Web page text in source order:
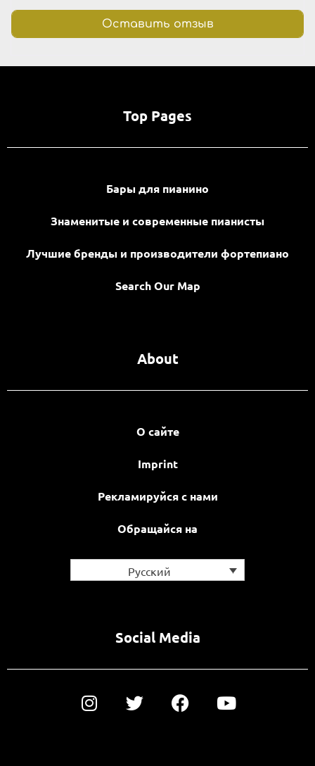
Top Pages
Бары для пианино
Знаменитые и современные пианисты
Лучшие бренды и производители фортепиано
Search Our Map
About
О сайте
Imprint
Рекламируйся с нами
Обращайся на
Русский
Social Media